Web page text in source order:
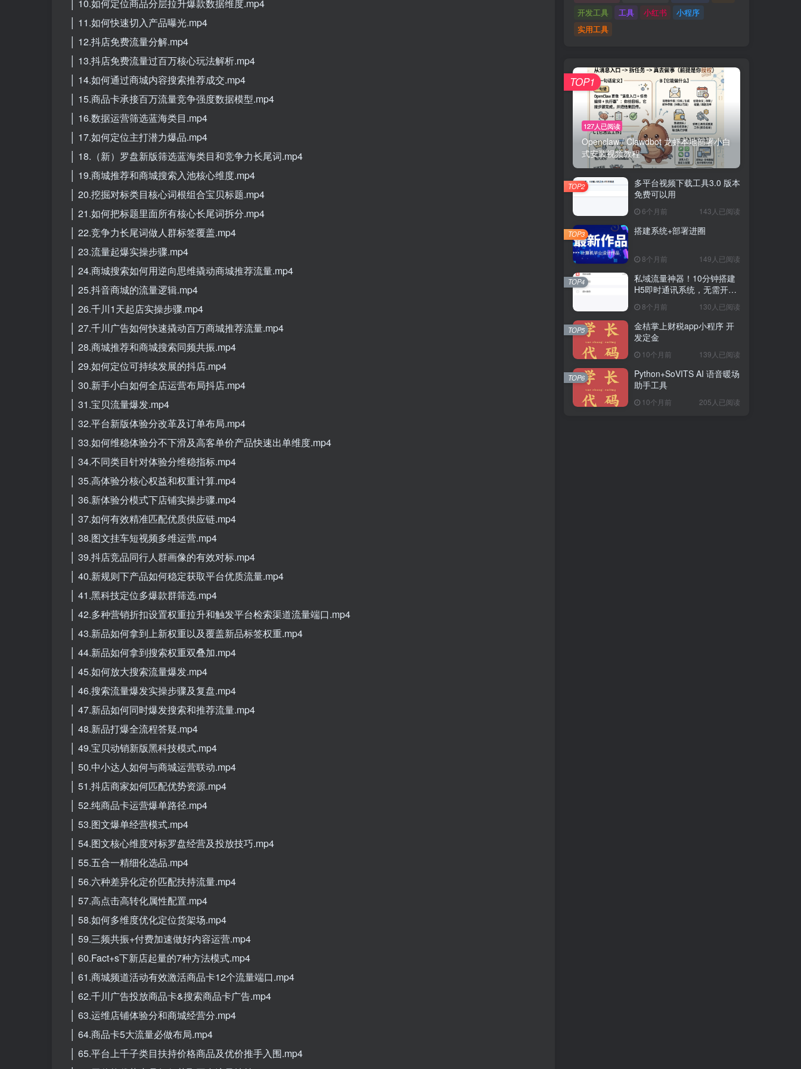
│ 10.如何定位商品分层拉升爆款数据维度.mp4
│ 11.如何快速切入产品曝光.mp4
│ 12.抖店免费流量分解.mp4
│ 13.抖店免费流量过百万核心玩法解析.mp4
│ 14.如何通过商城内容搜索推荐成交.mp4
│ 15.商品卡承接百万流量竞争强度数据模型.mp4
│ 16.数据运营筛选蓝海类目.mp4
│ 17.如何定位主打潜力爆品.mp4
│ 18.（新）罗盘新版筛选蓝海类目和竞争力长尾词.mp4
│ 19.商城推荐和商城搜索入池核心维度.mp4
│ 20.挖掘对标类目核心词根组合宝贝标题.mp4
│ 21.如何把标题里面所有核心长尾词拆分.mp4
│ 22.竞争力长尾词做人群标签覆盖.mp4
│ 23.流量起爆实操步骤.mp4
│ 24.商城搜索如何用逆向思维撬动商城推荐流量.mp4
│ 25.抖音商城的流量逻辑.mp4
│ 26.千川1天起店实操步骤.mp4
│ 27.千川广告如何快速撬动百万商城推荐流量.mp4
│ 28.商城推荐和商城搜索同频共振.mp4
│ 29.如何定位可持续发展的抖店.mp4
│ 30.新手小白如何全店运营布局抖店.mp4
│ 31.宝贝流量爆发.mp4
│ 32.平台新版体验分改革及订单布局.mp4
│ 33.如何维稳体验分不下滑及高客单价产品快速出单维度.mp4
│ 34.不同类目针对体验分维稳指标.mp4
│ 35.高体验分核心权益和权重计算.mp4
│ 36.新体验分模式下店铺实操步骤.mp4
│ 37.如何有效精准匹配优质供应链.mp4
│ 38.图文挂车短视频多维运营.mp4
│ 39.抖店竞品同行人群画像的有效对标.mp4
│ 40.新规则下产品如何稳定获取平台优质流量.mp4
│ 41.黑科技定位多爆款群筛选.mp4
│ 42.多种营销折扣设置权重拉升和触发平台检索渠道流量端口.mp4
│ 43.新品如何拿到上新权重以及覆盖新品标签权重.mp4
│ 44.新品如何拿到搜索权重双叠加.mp4
│ 45.如何放大搜索流量爆发.mp4
│ 46.搜索流量爆发实操步骤及复盘.mp4
│ 47.新品如何同时爆发搜索和推荐流量.mp4
│ 48.新品打爆全流程答疑.mp4
│ 49.宝贝动销新版黑科技模式.mp4
│ 50.中小达人如何与商城运营联动.mp4
│ 51.抖店商家如何匹配优势资源.mp4
│ 52.纯商品卡运营爆单路径.mp4
│ 53.图文爆单经营模式.mp4
│ 54.图文核心维度对标罗盘经营及投放技巧.mp4
│ 55.五合一精细化选品.mp4
│ 56.六种差异化定价匹配扶持流量.mp4
│ 57.高点击高转化属性配置.mp4
│ 58.如何多维度优化定位货架场.mp4
│ 59.三频共振+付费加速做好内容运营.mp4
│ 60.Fact+s下新店起量的7种方法模式.mp4
│ 61.商城频道活动有效激活商品卡12个流量端口.mp4
│ 62.千川广告投放商品卡&搜索商品卡广告.mp4
│ 63.运维店铺体验分和商城经营分.mp4
│ 64.商品卡5大流量必做布局.mp4
│ 65.平台上千子类目扶持价格商品及优价推手入围.mp4
开发工具
工具 小红书
小程序
实用工具
127人已阅读
Openclaw / Clawdbot 龙虾本地部署小白
式安装视频教程
TOP1
多平台视频下载工具3.0 版本
免费可以用
6个月前 143人已阅读
TOP2
搭建系统+部署进圈
8个月前 149人已阅读
TOP3
私域流量神器！10分钟搭建
H5即时通讯系统，无需开
8个月前 130人已阅读
TOP4
金桔掌上财税app小程序 开
发定金
10个月前 139人已阅读
TOP5
Python+SoVITS AI 语音暖场
助手工具
10个月前 205人已阅读
TOP6